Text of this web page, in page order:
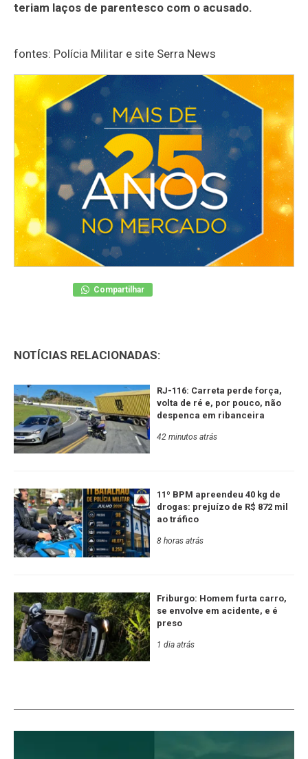
teriam laços de parentesco com o acusado.
fontes: Polícia Militar e site Serra News
Compartilhar
NOTÍCIAS RELACIONADAS:
RJ-116: Carreta perde força,
volta de ré e, por pouco, não
despenca em ribanceira
42 minutos atrás
11º BPM apreendeu 40 kg de
drogas: prejuízo de R$ 872 mil
ao tráfico
8 horas atrás
Friburgo: Homem furta carro,
se envolve em acidente, e é
preso
1 dia atrás